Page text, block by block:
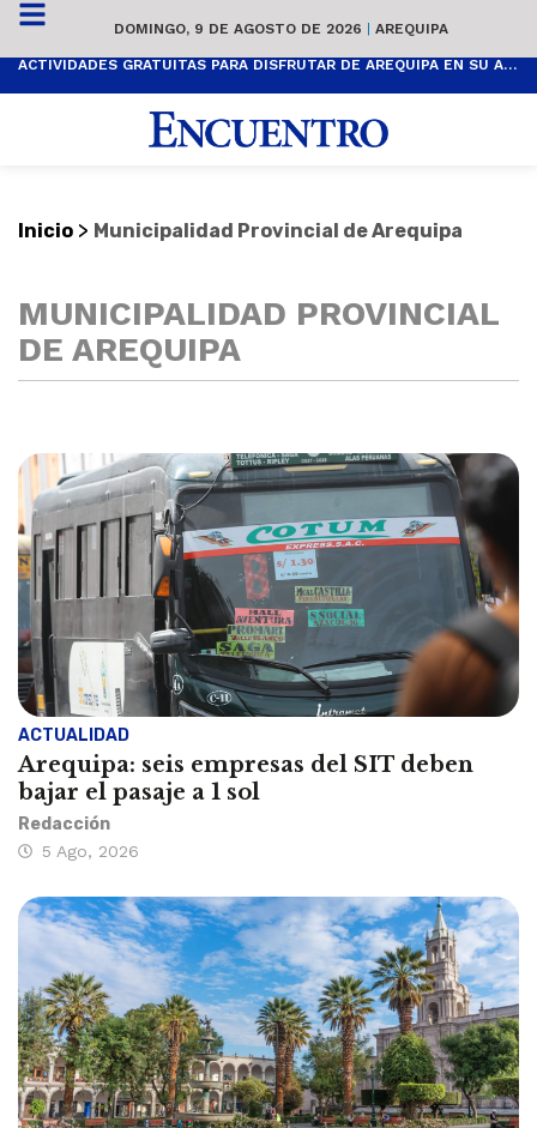
DOMINGO, 9 DE AGOSTO DE 2026 | AREQUIPA
ACTIVIDADES GRATUITAS PARA DISFRUTAR DE AREQUIPA EN SU ANIVERSARIO
Inicio > Municipalidad Provincial de Arequipa
MUNICIPALIDAD PROVINCIAL
DE AREQUIPA
ACTUALIDAD
Arequipa: seis empresas del SIT deben
bajar el pasaje a 1 sol
Redacción
5 Ago, 2026